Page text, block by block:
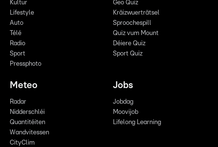
Kultur
Lifestyle
Auto
Télé
Radio
Sport
Pressphoto
Geo Quiz
Kräizwuerträtsel
Sproochespill
Quiz vum Mount
Déiere Quiz
Sport Quiz
Meteo
Radar
Nidderschléi
Quantitéiten
Wandvitessen
CityClim
Jobs
Jobdag
Moovijob
Lifelong Learning